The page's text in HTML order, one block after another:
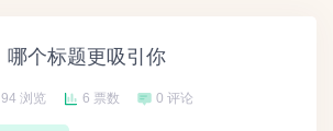
哪个标题更吸引你
94 浏览 6 票数 0 评论